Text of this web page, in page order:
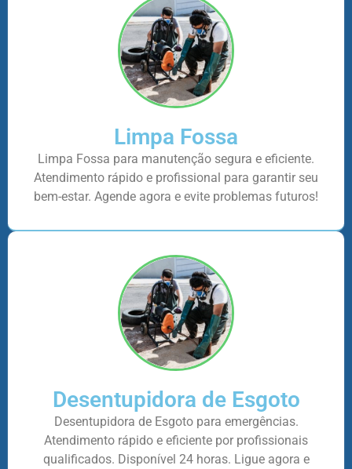
Limpa Fossa
Limpa Fossa para manutenção segura e eficiente.
Atendimento rápido e profissional para garantir seu
bem-estar. Agende agora e evite problemas futuros!
Desentupidora de Esgoto
Desentupidora de Esgoto para emergências.
Atendimento rápido e eficiente por profissionais
qualificados. Disponível 24 horas. Ligue agora e